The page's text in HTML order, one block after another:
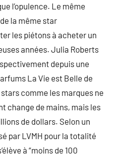
l’opulence. Le même
la même star
les piétons à acheter un
années. Julia Roberts
depuis une
La Vie est Belle de
comme les marques ne
change de mains, mais les
de dollars. Selon un
par LVMH pour la totalité
à “moins de 100